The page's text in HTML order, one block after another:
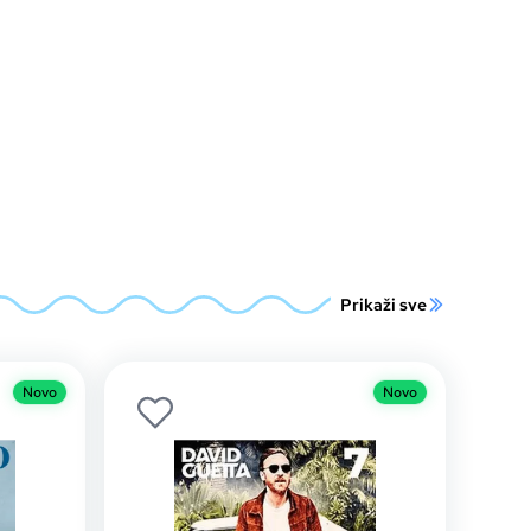
Prikaži sve
Novo Novo